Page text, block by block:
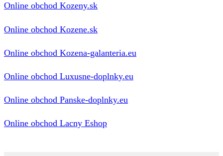
Online obchod Kozeny.sk
Online obchod Kozene.sk
Online obchod Kozena-galanteria.eu
Online obchod Luxusne-doplnky.eu
Online obchod Panske-doplnky.eu
Online obchod Lacny Eshop